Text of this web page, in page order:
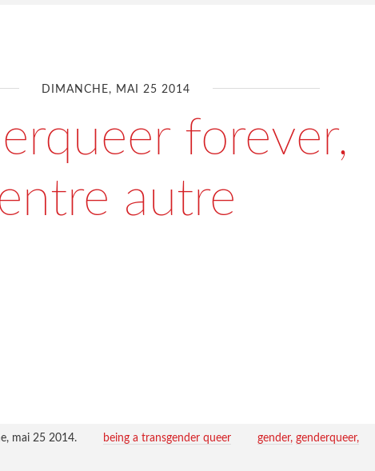
DIMANCHE, MAI 25 2014
forever,
autre
mai 25 2014. being a transgender queer gender genderqueer